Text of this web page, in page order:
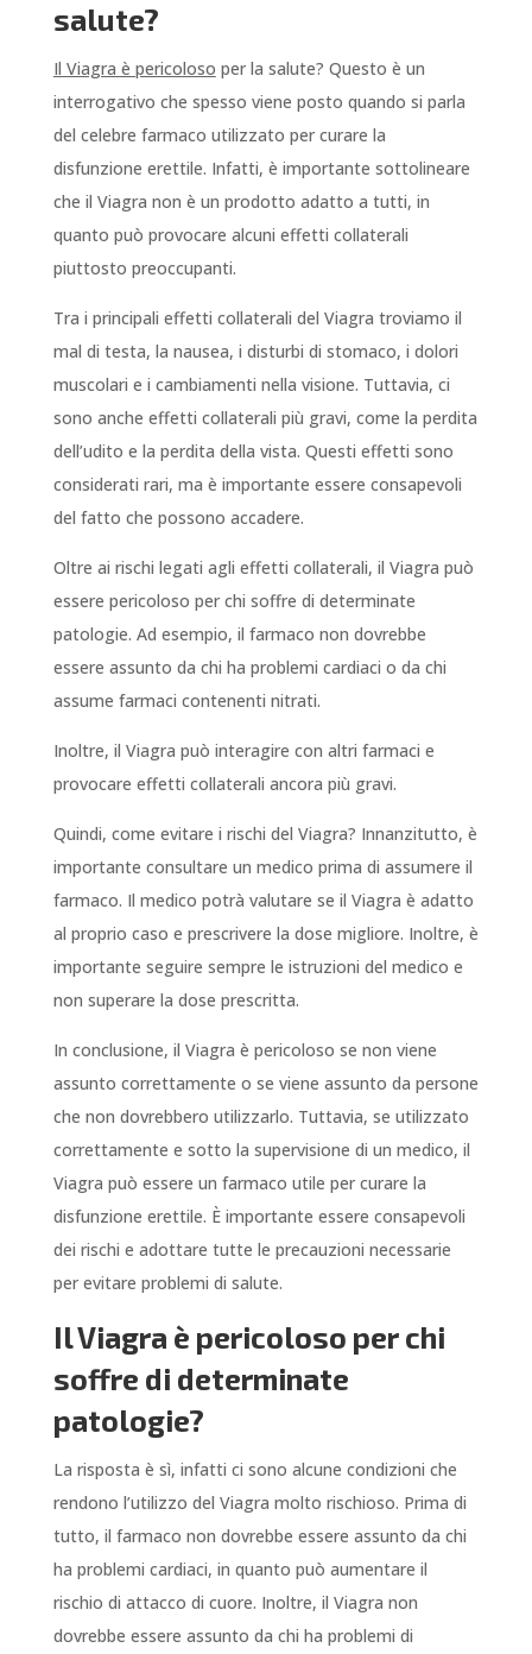
salute?
Il Viagra è pericoloso per la salute? Questo è un
interrogativo che spesso viene posto quando si parla
del celebre farmaco utilizzato per curare la
disfunzione erettile. Infatti, è importante sottolineare
che il Viagra non è un prodotto adatto a tutti, in
quanto può provocare alcuni effetti collaterali
piuttosto preoccupanti.
Tra i principali effetti collaterali del Viagra troviamo il
mal di testa, la nausea, i disturbi di stomaco, i dolori
muscolari e i cambiamenti nella visione. Tuttavia, ci
sono anche effetti collaterali più gravi, come la perdita
dell’udito e la perdita della vista. Questi effetti sono
considerati rari, ma è importante essere consapevoli
del fatto che possono accadere.
Oltre ai rischi legati agli effetti collaterali, il Viagra può
essere pericoloso per chi soffre di determinate
patologie. Ad esempio, il farmaco non dovrebbe
essere assunto da chi ha problemi cardiaci o da chi
assume farmaci contenenti nitrati.
Inoltre, il Viagra può interagire con altri farmaci e
provocare effetti collaterali ancora più gravi.
Quindi, come evitare i rischi del Viagra? Innanzitutto, è
importante consultare un medico prima di assumere il
farmaco. Il medico potrà valutare se il Viagra è adatto
al proprio caso e prescrivere la dose migliore. Inoltre, è
importante seguire sempre le istruzioni del medico e
non superare la dose prescritta.
In conclusione, il Viagra è pericoloso se non viene
assunto correttamente o se viene assunto da persone
che non dovrebbero utilizzarlo. Tuttavia, se utilizzato
correttamente e sotto la supervisione di un medico, il
Viagra può essere un farmaco utile per curare la
disfunzione erettile. È importante essere consapevoli
dei rischi e adottare tutte le precauzioni necessarie
per evitare problemi di salute.
Il Viagra è pericoloso per chi
soffre di determinate
patologie?
La risposta è sì, infatti ci sono alcune condizioni che
rendono l’utilizzo del Viagra molto rischioso. Prima di
tutto, il farmaco non dovrebbe essere assunto da chi
ha problemi cardiaci, in quanto può aumentare il
rischio di attacco di cuore. Inoltre, il Viagra non
dovrebbe essere assunto da chi ha problemi di